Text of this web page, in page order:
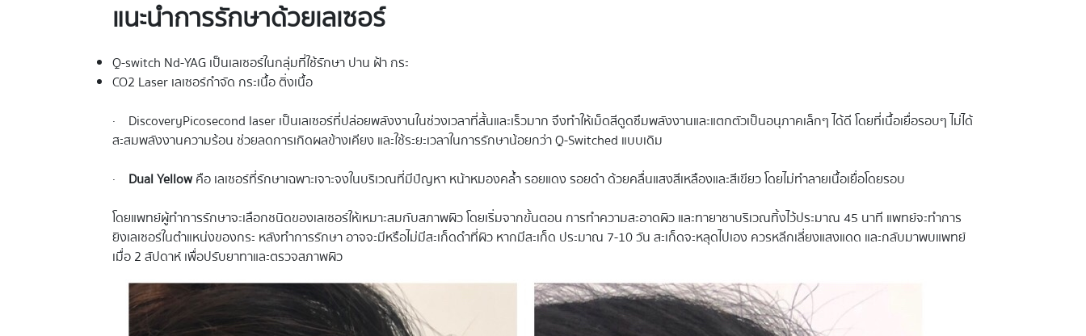
แนะนำการรักษาด้วยเลเซอร์
Q-switch Nd-YAG เป็นเลเซอร์ในกลุ่มที่ใช้รักษา ปาน ฝ้า กระ
CO2 Laser เลเซอร์กำจัด กระเนื้อ ติ่งเนื้อ
· DiscoveryPicosecond laser เป็นเลเซอร์ที่ปล่อยพลังงานในช่วงเวลาที่สั้นและเร็วมาก จึงทำให้เม็ดสีดูดซึมพลังงานและแตกตัวเป็นอนุภาคเล็กๆ ได้ดี โดยที่เนื้อเยื่อรอบๆ ไม่ได้
สะสมพลังงานความร้อน ช่วยลดการเกิดผลข้างเคียง และใช้ระยะเวลาในการรักษาน้อยกว่า Q-Switched แบบเดิม
·
Dual Yellowคือ เลเซอร์ที่รักษาเฉพาะเจาะจงในบริเวณที่มีปัญหา หน้าหมองคล้ำ รอยแดง รอยดำ ด้วยคลื่นแสงสีเหลืองและสีเขียว โดยไม่ทำลายเนื้อเยื่อโดยรอบ
โดยแพทย์ผู้ทำการรักษาจะเลือกชนิดของเลเซอร์ให้เหมาะสมกับสภาพผิว โดยเริ่มจากขั้นตอน การทำความสะอาดผิว และทายาชาบริเวณทิ้งไว้ประมาณ 45 นาที แพทย์จะทำการ
ยิงเลเซอร์ในตำแหน่งของกระ หลังทำการรักษา อาจจะมีหรือไม่มีสะเก็ดดำที่ผิว หากมีสะเก็ด ประมาณ 7-10 วัน สะเก็ดจะหลุดไปเอง ควรหลีกเลี่ยงแสงแดด และกลับมาพบแพทย์
เมื่อ 2 สัปดาห์ เพื่อปรับยาทาและตรวจสภาพผิว